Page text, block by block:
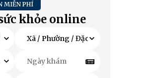
MIỄN PHÍ
khỏe online